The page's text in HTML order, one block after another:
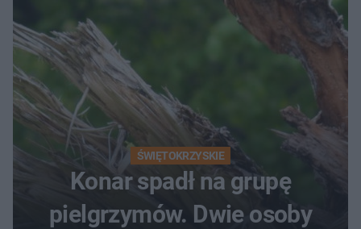
ŚWIĘTOKRZYSKIE
Konar spadł na grupę
pielgrzymów. Dwie osoby